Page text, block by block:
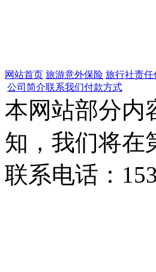
网站首页 旅游意外保险 旅行社责任
公司简介联系我们付款方式
本网站部分内
知，我们将在
联系电话：